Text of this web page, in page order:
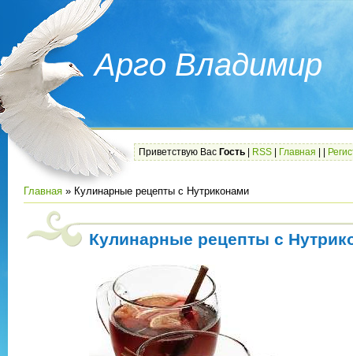
Арго Владимир
Приветствую Вас Гость RSS Главная
Главная » Кулинарные рецепты с Нутриконами
Кулинарные рецепты с